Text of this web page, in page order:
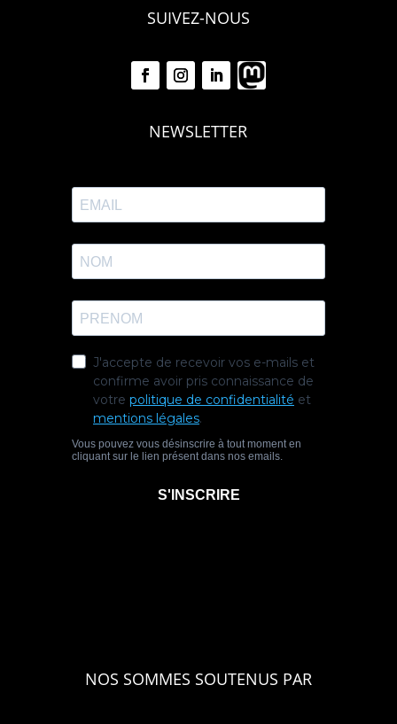
SUIVEZ-NOUS
NEWSLETTER
NOS SOMMES SOUTENUS PAR